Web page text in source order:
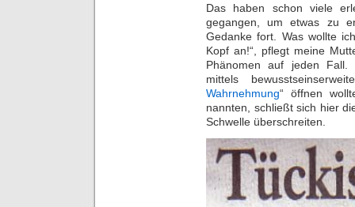
Das haben schon viele
gegangen, um etwas zu
Gedanke fort. Was wollte
Kopf an!“, pflegt meine
Phänomen auf jeden Fall.
mittels
Wahrnehmung“ öffnen
nannten, schließt sich hier
Schwelle überschreiten.